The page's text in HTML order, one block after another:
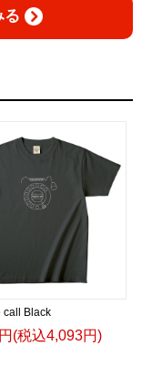
る
call Black
(税込4,093円)